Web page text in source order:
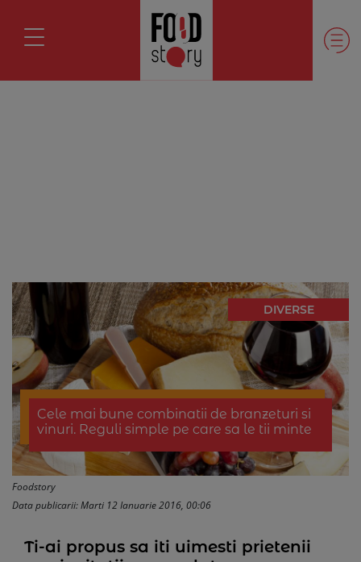
DIVERSE
Cele mai bune combinatii de branzeturi si
vinuri. Reguli simple pe care sa le tii minte
Foodstory
Data publicarii: Marti 12 Ianuarie 2016, 00:06
Ti-ai propus sa iti uimesti prietenii